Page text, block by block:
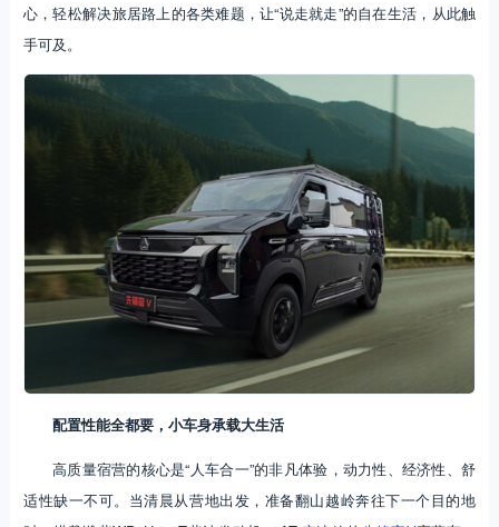
心，轻松解决旅居路上的各类难题，让“说走就走”的自在生活，从此触
手可及。
配置性能全都要，小车身承载大生活
高质量宿营的核心是“人车合一”的非凡体验，动力性、经济性、舒
适性缺一不可。当清晨从营地出发，准备翻山越岭奔往下一个目的地